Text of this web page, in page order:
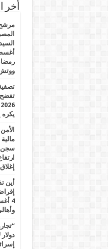
أخر
مرشح
يكره
أين